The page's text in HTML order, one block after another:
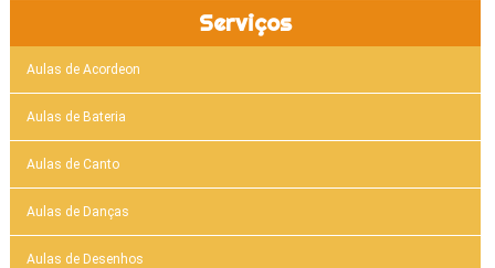
Serviços
Aulas de Acordeon
Aulas de Bateria
Aulas de Canto
Aulas de Danças
Aulas de Desenhos